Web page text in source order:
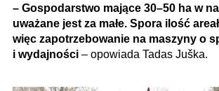
– Gospodarstwo mające 30–50 ha w
uważane jest za małe. Spora ilość
więc zapotrzebowanie na maszyny o
i wydajności – opowiada Tadas Juška.